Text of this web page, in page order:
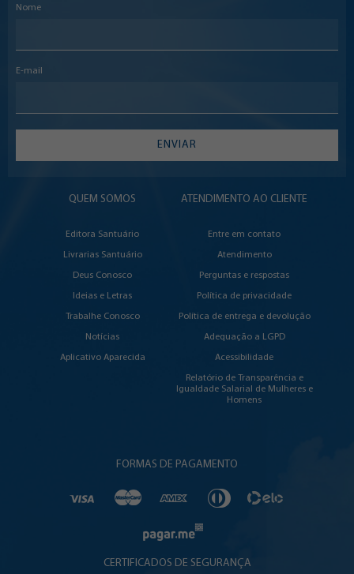
Nome
E-mail
ENVIAR
QUEM SOMOS
Editora Santuário
Livrarias Santuário
Deus Conosco
Ideias e Letras
Trabalhe Conosco
Notícias
Aplicativo Aparecida
ATENDIMENTO AO CLIENTE
Entre em contato
Atendimento
Perguntas e respostas
Política de privacidade
Política de entrega e devolução
Adequação a LGPD
Acessibilidade
Relatório de Transparência e
Igualdade Salarial de Mulheres e
Homens
FORMAS DE PAGAMENTO
CERTIFICADOS DE SEGURANÇA